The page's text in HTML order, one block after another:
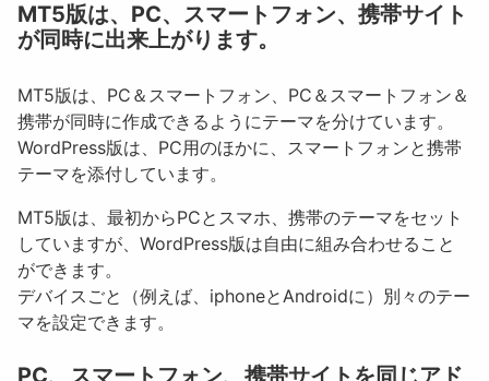
MT5版は、PC、スマートフォン、携帯サイト
が同時に出来上がります。
MT5版は、PC＆スマートフォン、PC＆スマートフォン＆
携帯が同時に作成できるようにテーマを分けています。
WordPress版は、PC用のほかに、スマートフォンと携帯
テーマを添付しています。
MT5版は、最初からPCとスマホ、携帯のテーマをセット
していますが、WordPress版は自由に組み合わせること
ができます。
デバイスごと（例えば、iphoneとAndroidに）別々のテー
マを設定できます。